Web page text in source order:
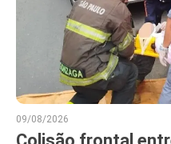
09/08/2026